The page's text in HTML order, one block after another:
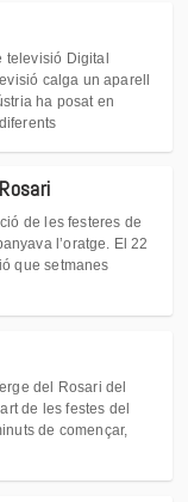
televisió Digital
calga un aparell
ha posat en
de les festeres de
l’oratge. El 22
que setmanes
del Rosari del
de les festes del
de començar,